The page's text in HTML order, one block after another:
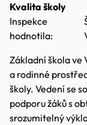
Kvalita školy
Inspekce
hodnotila:
Základní škola ve
a rodinné
školy. Vedení se
podporu žáků s
srozumitelný